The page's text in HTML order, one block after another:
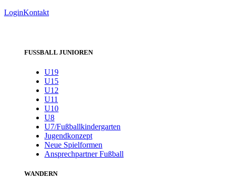
LoginKontakt
FUSSBALL JUNIOREN
U19
U15
U12
U11
U10
U8
U7/Fußballkindergarten
Jugendkonzept
Neue Spielformen
Ansprechpartner Fußball
WANDERN